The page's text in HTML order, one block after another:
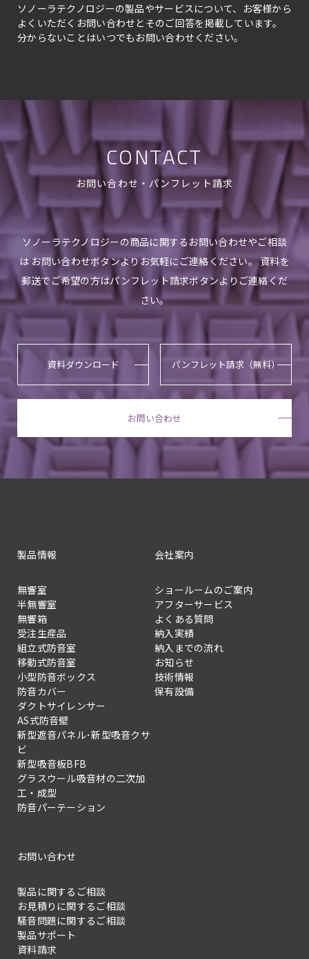
ソノーラテクノロジーの製品やサービスについて、お客様から
よくいただくお問い合わせとそのご回答を掲載しています。
分からないことはいつでもお問い合わせください。
CONTACT
お問い合わせ・パンフレット請求
ソノーラテクノロジーの商品に関するお問い合わせやご相談
は お問い合わせボタンよりお気軽にご連絡ください。 資料を
郵送でご希望の方はパンフレット請求ボタンよりご連絡くだ
さい。
資料ダウンロード パンフレット請求（無料）
お問い合わせ
製品情報
無響室
半無響室
無響箱
受注生産品
組立式防音室
移動式防音室
小型防音ボックス
防音カバー
ダクトサイレンサー
AS式防音壁
新型遮音パネル･新型吸音クサ
ビ
新型吸音板BFB
グラスウール吸音材の二次加
工・成型
防音パーテーション
会社案内
ショールームのご案内
アフターサービス
よくある質問
納入実績
納入までの流れ
お知らせ
技術情報
保有設備
お問い合わせ
製品に関するご相談
お見積りに関するご相談
騒音問題に関するご相談
製品サポート
資料請求